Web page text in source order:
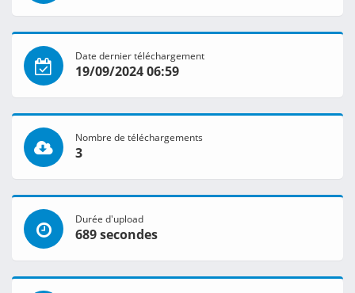
Date dernier téléchargement
19/09/2024 06:59
Nombre de téléchargements
3
Durée d'upload
689 secondes